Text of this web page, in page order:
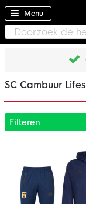
Menu
SC Cambuur
Filteren